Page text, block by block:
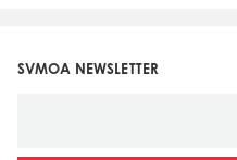
SVMOA NEWSLETTER